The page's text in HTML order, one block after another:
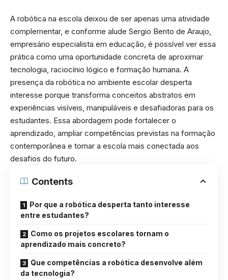
A robótica na escola deixou de ser apenas uma atividade
complementar, e conforme alude Sergio Bento de Araujo,
empresário especialista em educação, é possível ver essa
prática como uma oportunidade concreta de aproximar
tecnologia, raciocínio lógico e formação humana. A
presença da robótica no ambiente escolar desperta
interesse porque transforma conceitos abstratos em
experiências visíveis, manipuláveis e desafiadoras para os
estudantes. Essa abordagem pode fortalecer o
aprendizado, ampliar competências previstas na formação
contemporânea e tornar a escola mais conectada aos
desafios do futuro.
Contents
Por que a robótica desperta tanto interesse
entre estudantes?
Como os projetos escolares tornam o
aprendizado mais concreto?
Que competências a robótica desenvolve além
da tecnologia?